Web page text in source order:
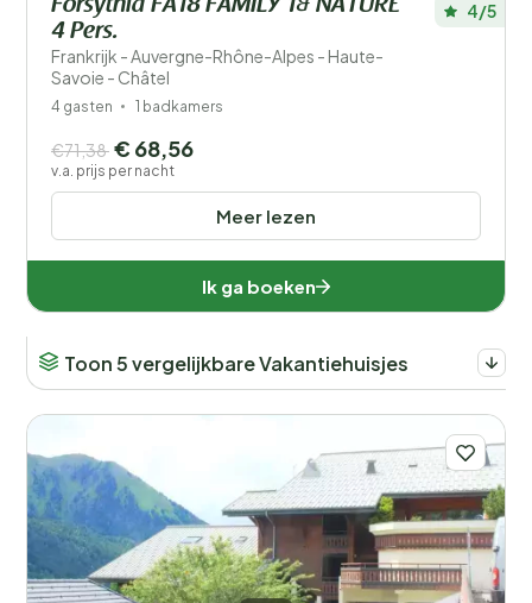
Forsythia FA18 FAMILY 1& NATURE
4 Pers.
Frankrijk - Auvergne-Rhône-Alpes - Haute-
Savoie - Châtel
4/5
4 gasten 1 badkamers
Meer lezen
€71,38 € 68,56
v.a. prijs per nacht
Ik ga boeken
Toon 5 vergelijkbare Vakantiehuisjes